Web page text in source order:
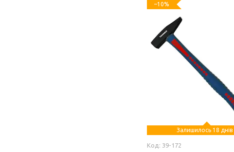
–10%
Залишилось 18 днів
39-172